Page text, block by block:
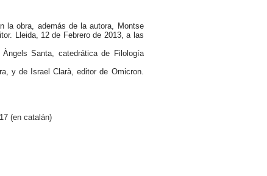
la obra, además de la autora, Montse
Lleida, 12 de Febrero de 2013, a las
Àngels Santa, catedrática de Filología
y de Israel Clarà, editor de Omicron.
(en catalán)